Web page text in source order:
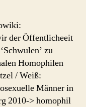
der Öffentlicheeit
zu
Homophilen
/ Weiß:
Männer in
2010-> homophil